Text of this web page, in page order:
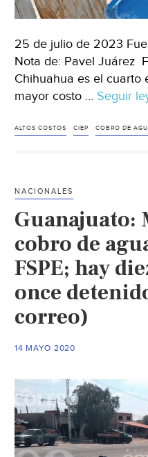
25 de julio de 2023
Nota de: Pavel Juárez
Chihuahua es el cuarto
mayor costo … Seguir
ALTOS COSTOS CIEP COBRO DE
NACIONALES
Guanajuato:
cobro de
FSPE; hay
once
correo)
14 MAYO 2020